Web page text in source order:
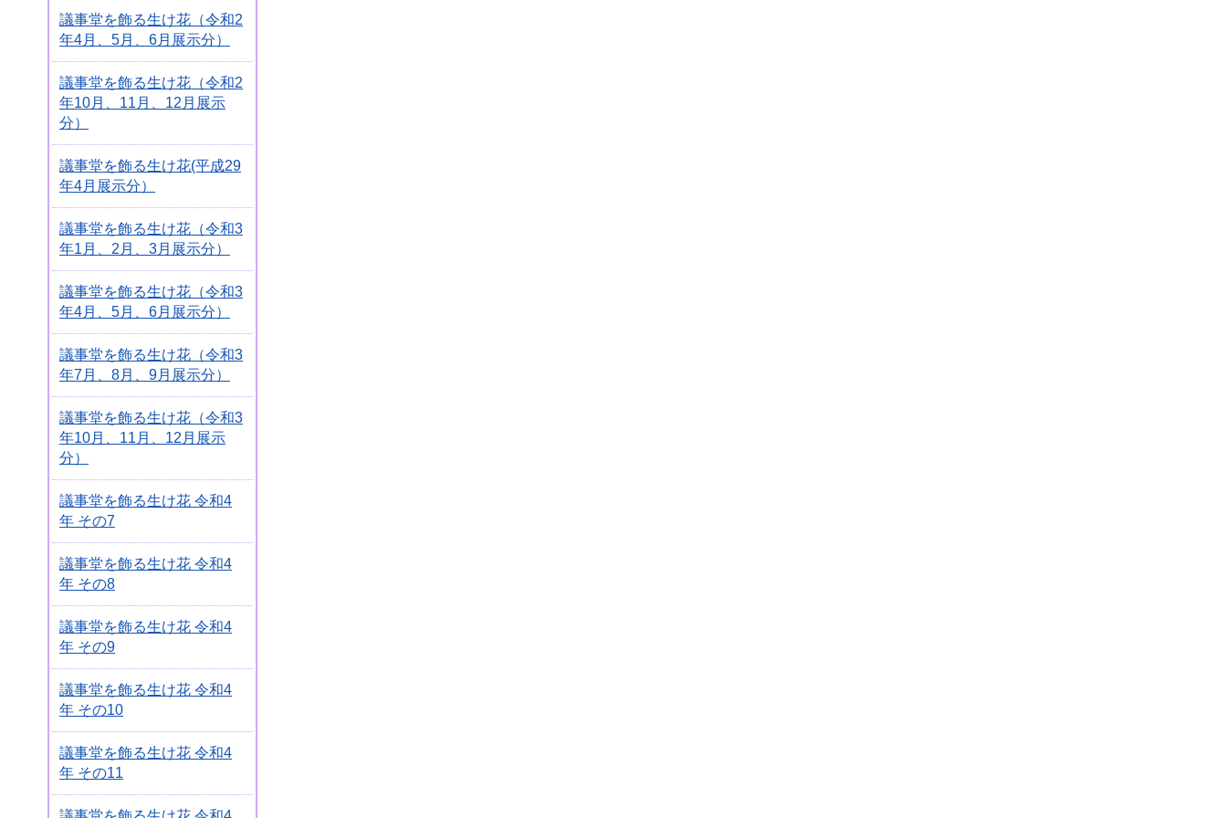
議事堂を飾る生け花（令和2
年4月、5月、6月展示分）
議事堂を飾る生け花（令和2
年10月、11月、12月展示
分）
議事堂を飾る生け花(平成29
年4月展示分）
議事堂を飾る生け花（令和3
年1月、2月、3月展示分）
議事堂を飾る生け花（令和3
年4月、5月、6月展示分）
議事堂を飾る生け花（令和3
年7月、8月、9月展示分）
議事堂を飾る生け花（令和3
年10月、11月、12月展示
分）
議事堂を飾る生け花 令和4
年 その7
議事堂を飾る生け花 令和4
年 その8
議事堂を飾る生け花 令和4
年 その9
議事堂を飾る生け花 令和4
年 その10
議事堂を飾る生け花 令和4
年 その11